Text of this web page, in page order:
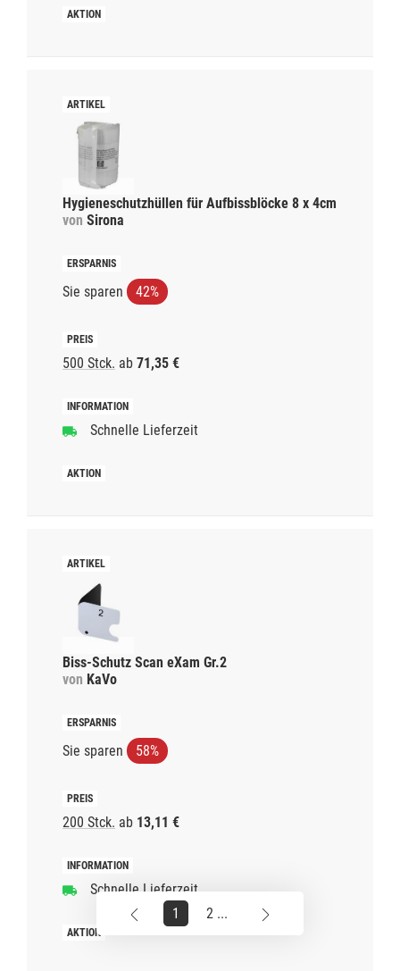
Hygieneschutzhüllen für Aufbissblöcke 8 x 4cm
von Sirona
Sie sparen 42%
500 Stck. ab 71,35 €
Schnelle Lieferzeit
Biss-Schutz Scan eXam Gr.2
von KaVo
Sie sparen 58%
200 Stck. ab 13,11 €
Schnelle Lieferzeit
1
2 ...